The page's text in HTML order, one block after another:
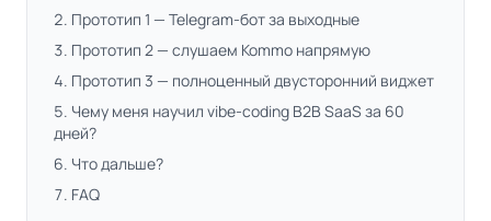
Прототип 1 — Telegram-бот за выходные
Прототип 2 — слушаем Kommo напрямую
Прототип 3 — полноценный двусторонний виджет
Чему меня научил vibe-coding B2B SaaS за 60
дней?
Что дальше?
FAQ